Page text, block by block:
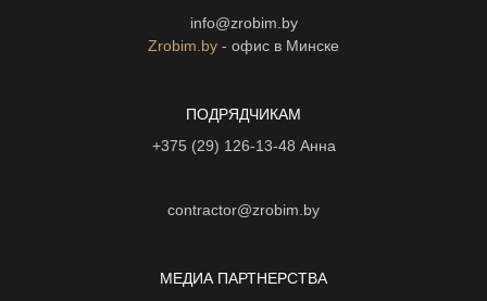
info@zrobim.by
Zrobim.by - офис в Минске
ПОДРЯДЧИКАМ
+375 (29) 126-13-48 Анна
contractor@zrobim.by
МЕДИА ПАРТНЕРСТВА